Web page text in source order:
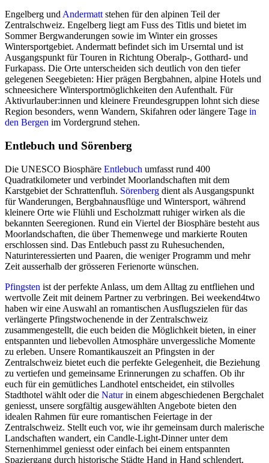
Engelberg und Andermatt stehen für den alpinen Teil der
Zentralschweiz. Engelberg liegt am Fuss des Titlis und bietet im
Sommer Bergwanderungen sowie im Winter ein grosses
Wintersportgebiet. Andermatt befindet sich im Urserntal und ist
Ausgangspunkt für Touren in Richtung Oberalp-, Gotthard- und
Furkapass. Die Orte unterscheiden sich deutlich von den tiefer
gelegenen Seegebieten: Hier prägen Bergbahnen, alpine Hotels und
schneesichere Wintersportmöglichkeiten den Aufenthalt. Für
Aktivurlauber:innen und kleinere Freundesgruppen lohnt sich diese
Region besonders, wenn Wandern, Skifahren oder längere Tage in
den Bergen im Vordergrund stehen.
Entlebuch und Sörenberg
Die UNESCO Biosphäre Entlebuch umfasst rund 400
Quadratkilometer und verbindet Moorlandschaften mit dem
Karstgebiet der Schrattenfluh. Sörenberg dient als Ausgangspunkt
für Wanderungen, Bergbahnausflüge und Wintersport, während
kleinere Orte wie Flühli und Escholzmatt ruhiger wirken als die
bekannten Seeregionen. Rund ein Viertel der Biosphäre besteht aus
Moorlandschaften, die über Themenwege und markierte Routen
erschlossen sind. Das Entlebuch passt zu Ruhesuchenden,
Naturinteressierten und Paaren, die weniger Programm und mehr
Zeit ausserhalb der grösseren Ferienorte wünschen.
Pfingsten ist der perfekte Anlass, um dem Alltag zu entfliehen und
wertvolle Zeit mit deinem Partner zu verbringen. Bei weekend4two
haben wir eine Auswahl an romantischen Ausflugszielen für das
verlängerte Pfingstwochenende in der Zentralschweiz
zusammengestellt, die euch beiden die Möglichkeit bieten, in einer
entspannten und liebevollen Atmosphäre unvergessliche Momente
zu erleben. Unsere Romantikauszeit an Pfingsten in der
Zentralschweiz bietet euch die perfekte Gelegenheit, die Beziehung
zu vertiefen und gemeinsame Erinnerungen zu schaffen. Ob ihr
euch für ein gemütliches Landhotel entscheidet, ein stilvolles
Stadthotel wählt oder die Naturin einem abgeschiedenen Bergchalet
geniesst, unsere sorgfältig ausgewählten Angebote bieten den
idealen Rahmen für eure romantischen Feiertage in der
Zentralschweiz. Stellt euch vor, wie ihr gemeinsam durch malerische
Landschaften wandert, ein Candle-Light-Dinner unter dem
Sternenhimmel geniesst oder einfach bei einem entspannten
Spaziergang durch historische Städte Hand in Hand schlendert.